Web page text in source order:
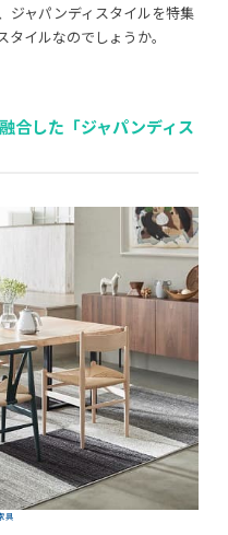
RIGHTS RESERVED
ジャパンディスタイルを特集
イルなのでしょうか。
合した「ジャパンディス
具